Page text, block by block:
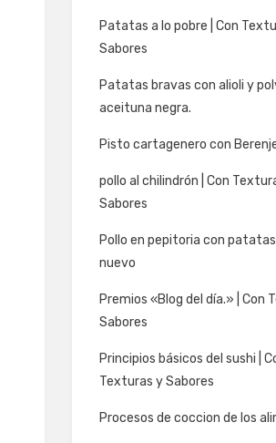
Patatas a lo pobre | Con
Sabores
Patatas bravas con alioli y
aceituna negra.
Pisto cartagenero con
pollo al chilindrón | Con
Sabores
Pollo en pepitoria con
nuevo
Premios «Blog del día.» | Con
Sabores
Principios básicos del sushi |
Texturas y Sabores
Procesos de coccion de los